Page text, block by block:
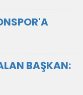
BAŞKAN: